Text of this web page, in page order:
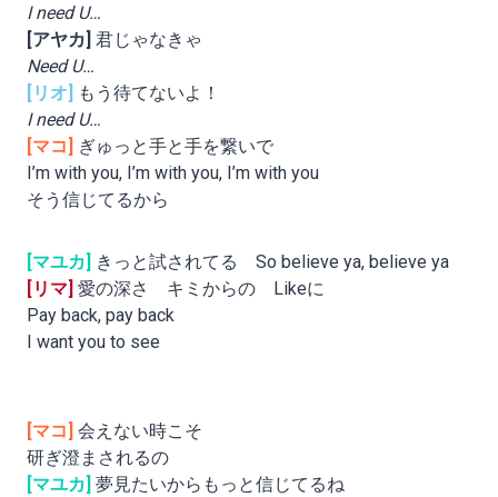
I need U…
[アヤカ] 君じゃなきゃ
Need U…
[リオ] もう待てないよ！
I need U…
[マコ] ぎゅっと手と手を繋いで
I’m with you, I’m with you, I’m with you
そう信じてるから
[マユカ] きっと試されてる So believe ya, believe ya
[リマ] 愛の深さ キミからの Likeに
Pay back, pay back
I want you to see
[マコ] 会えない時こそ
研ぎ澄まされるの
[マユカ] 夢見たいからもっと信じてるね